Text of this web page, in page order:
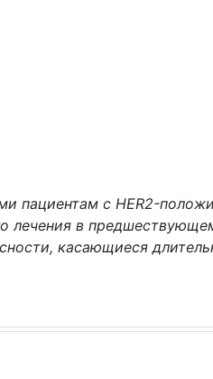
пациентам с HER2-
лечения в
касающиеся